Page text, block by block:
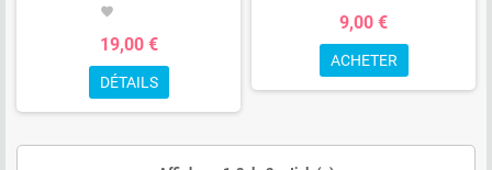
favorite
19,00 €
DÉTAILS
9,00 €
ACHETER